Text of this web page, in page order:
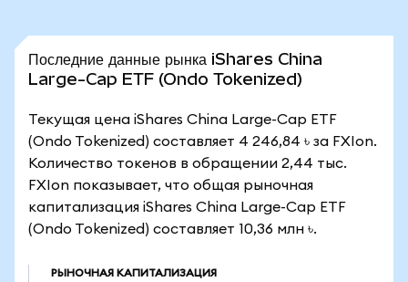
Последние данные рынка iShares China
Large-Cap ETF (Ondo Tokenized)
Текущая цена iShares China Large-Cap ETF
(Ondo Tokenized) составляет 4 246,84 ৳ за FXIon.
Количество токенов в обращении 2,44 тыс.
FXIon показывает, что общая рыночная
капитализация iShares China Large-Cap ETF
(Ondo Tokenized) составляет 10,36 млн ৳.
РЫНОЧНАЯ КАПИТАЛИЗАЦИЯ